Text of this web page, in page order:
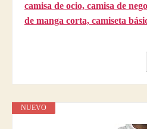
camisa de ocio, camisa de
de manga corta, camiseta
NUEVO